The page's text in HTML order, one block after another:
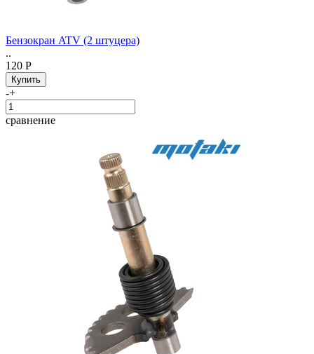
Бензокран ATV (2 штуцера)
..
120 Р
-+
сравнение